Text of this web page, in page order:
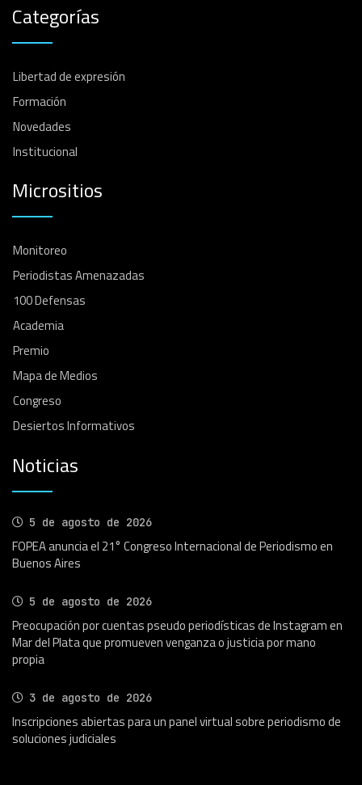
Categorías
Libertad de expresión
Formación
Novedades
Institucional
Micrositios
Monitoreo
Periodistas Amenazadas
100 Defensas
Academia
Premio
Mapa de Medios
Congreso
Desiertos Informativos
Noticias
5 de agosto de 2026
FOPEA anuncia el 21° Congreso Internacional de Periodismo en
Buenos Aires
5 de agosto de 2026
Preocupación por cuentas pseudo periodísticas de Instagram en
Mar del Plata que promueven venganza o justicia por mano
propia
3 de agosto de 2026
Inscripciones abiertas para un panel virtual sobre periodismo de
soluciones judiciales